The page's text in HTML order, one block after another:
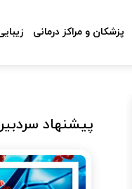
پزشکان و مراکز درمانی
پیشنهاد سردبیر